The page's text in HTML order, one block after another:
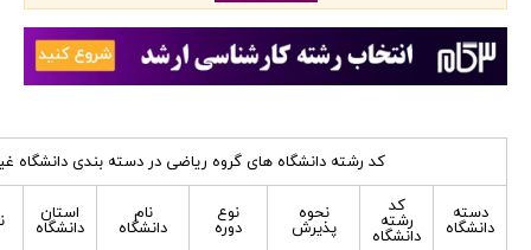
کد رشته دانشگاه های گروه ریاضی در دسته بندی دانشگاه
دسته
دانشگاه
کد
رشته
دانشگاه
نحوه
پذیرش
نوع
دوره
نام
دانشگاه
استان
دانشگاه